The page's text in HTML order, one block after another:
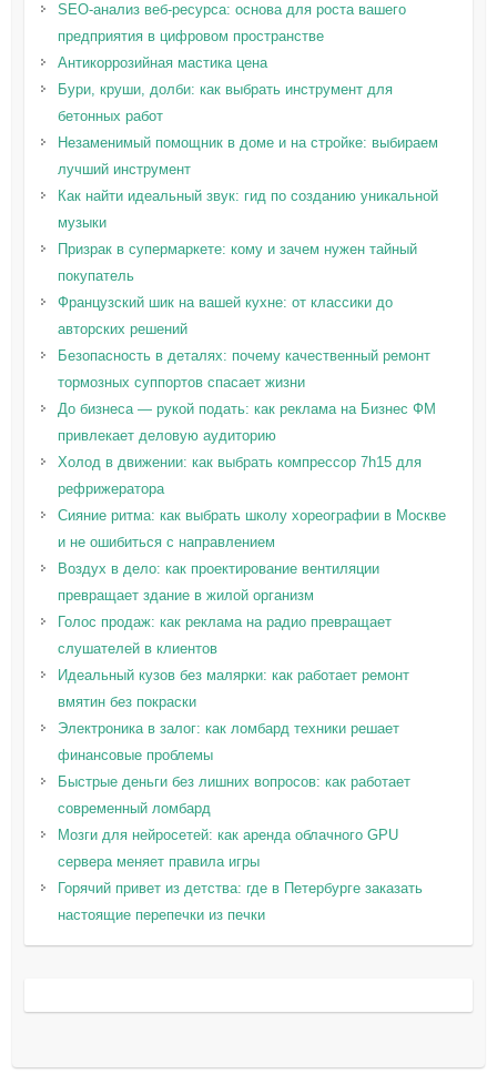
SEO-анализ веб-ресурса: основа для роста вашего
предприятия в цифровом пространстве
Антикоррозийная мастика цена
Бури, круши, долби: как выбрать инструмент для
бетонных работ
Незаменимый помощник в доме и на стройке: выбираем
лучший инструмент
Как найти идеальный звук: гид по созданию уникальной
музыки
Призрак в супермаркете: кому и зачем нужен тайный
покупатель
Французский шик на вашей кухне: от классики до
авторских решений
Безопасность в деталях: почему качественный ремонт
тормозных суппортов спасает жизни
До бизнеса — рукой подать: как реклама на Бизнес ФМ
привлекает деловую аудиторию
Холод в движении: как выбрать компрессор 7h15 для
рефрижератора
Сияние ритма: как выбрать школу хореографии в Москве
и не ошибиться с направлением
Воздух в дело: как проектирование вентиляции
превращает здание в жилой организм
Голос продаж: как реклама на радио превращает
слушателей в клиентов
Идеальный кузов без малярки: как работает ремонт
вмятин без покраски
Электроника в залог: как ломбард техники решает
финансовые проблемы
Быстрые деньги без лишних вопросов: как работает
современный ломбард
Мозги для нейросетей: как аренда облачного GPU
сервера меняет правила игры
Горячий привет из детства: где в Петербурге заказать
настоящие перепечки из печки